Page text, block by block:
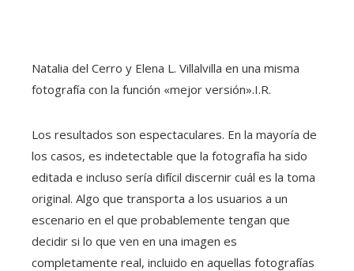
Natalia del Cerro y Elena L. Villalvilla en una misma
fotografía con la función «mejor versión».I.R.
Los resultados son espectaculares. En la mayoría de
los casos, es indetectable que la fotografía ha sido
editada e incluso sería difícil discernir cuál es la toma
original. Algo que transporta a los usuarios a un
escenario en el que probablemente tengan que
decidir si lo que ven en una imagen es
completamente real, incluido en aquellas fotografías